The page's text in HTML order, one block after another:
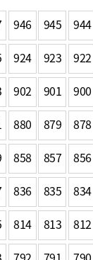
족관계등록시스템
등기소
통합민원
자민원창구
품 제조업
생
텐츠업
체육
설 안내
체육회
육 공지
유
경제동향
물가정보
사회조사
사업체조사
통계연보
청년통계
주민등록통계
체류외국인 현황
군산 상품
군산상품 가이드북
946 945 944
924 923 922
902 901 900
880 879 878
858 857 856
836 835 834
814 813 812